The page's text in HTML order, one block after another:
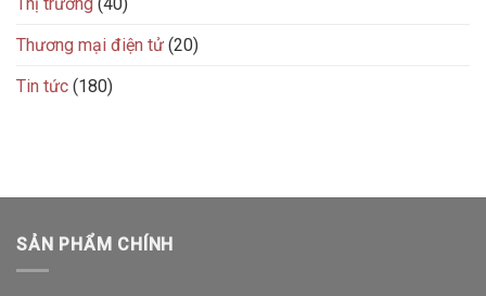
Thương mại điện tử (20)
Tin tức (180)
SẢN PHẨM CHÍNH